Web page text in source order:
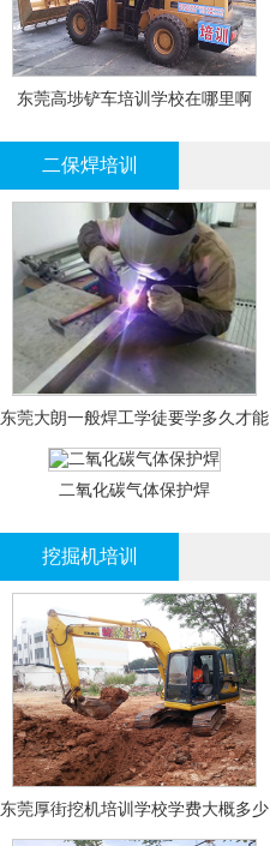
东莞高埗铲车培训学校在哪里啊
二保焊培训
东莞大朗一般焊工学徒要学多久才能
拿证？
二氧化碳气体保护焊
挖掘机培训
东莞厚街挖机培训学校学费大概多少